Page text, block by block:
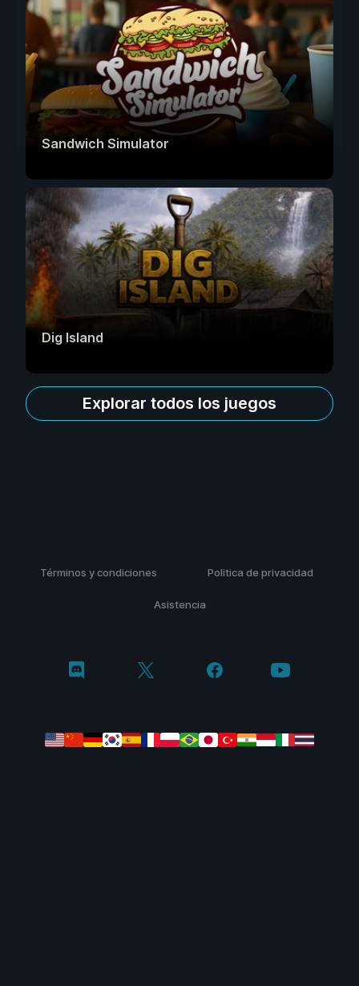
Sandwich Simulator
Dig Island
Explorar todos los juegos
Términos y condiciones Politica de privacidad
Asistencia